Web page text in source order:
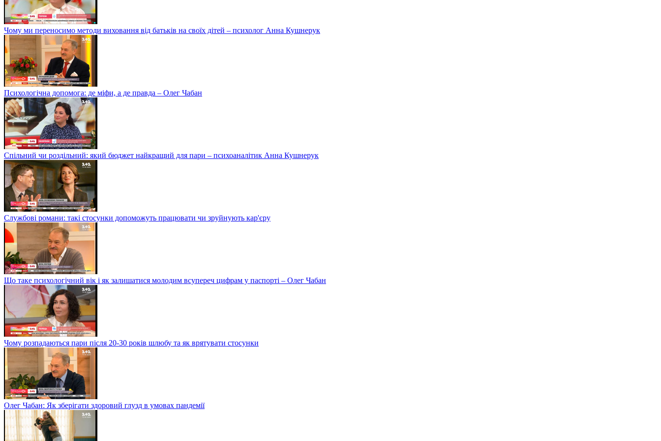
Чому ми переносимо методи виховання від батьків на своїх дітей – психолог Анна Кушнерук
Психологічна допомога: де міфи, а де правда – Олег Чабан
Спільний чи роздільний: який бюджет найкращий для пари – психоаналітик Анна Кушнерук
Службові романи: такі стосунки допоможуть працювати чи зруйнують кар'єру
Що таке психологічний вік і як залишатися молодим всупереч цифрам у паспорті – Олег Чабан
Чому розпадаються пари після 20-30 років шлюбу та як врятувати стосунки
Олег Чабан: Як зберігати здоровий глузд в умовах пандемії